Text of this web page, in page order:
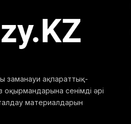
заманауи ақпараттық-
сенімді әрі
материалдарын